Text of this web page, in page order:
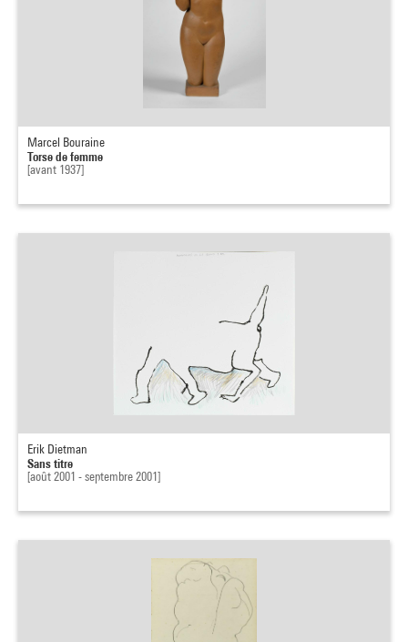
Marcel Bouraine
Torse de femme
[avant 1937]
Erik Dietman
Sans titre
[août 2001 - septembre 2001]